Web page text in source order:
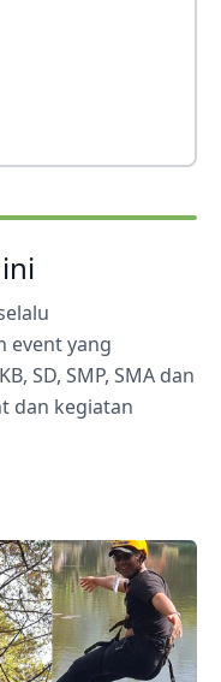
event yang
SD, SMP, SMA dan
dan kegiatan